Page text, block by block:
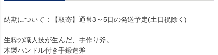
納期について：【取寄】通常3～5日の発送予定(土日祝除く)
生粋の職人技が生んだ、手作り斧。
木製ハンドル付き手鍛造斧